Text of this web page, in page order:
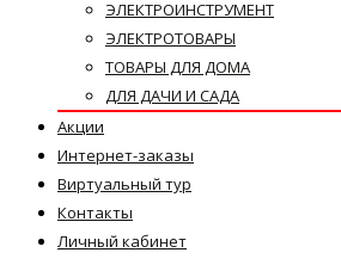
ЭЛЕКТРОИНСТРУМЕНТ
ЭЛЕКТРОТОВАРЫ
ТОВАРЫ ДЛЯ ДОМА
ДЛЯ ДАЧИ И САДА
Акции
Интернет-заказы
Виртуальный тур
Контакты
Личный кабинет